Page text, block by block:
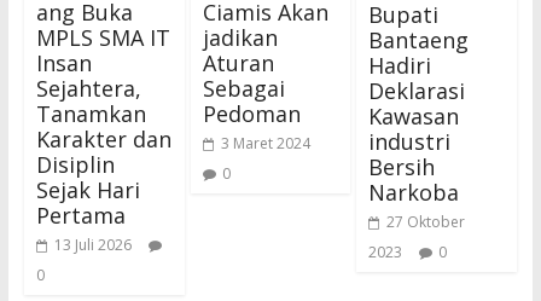
ang Buka
MPLS SMA IT
Insan
Sejahtera,
Tanamkan
Karakter dan
Disiplin
Sejak Hari
Pertama
13 Juli 2026
0
Ciamis Akan
jadikan
Aturan
Sebagai
Pedoman
3 Maret 2024
0
Bupati
Bantaeng
Hadiri
Deklarasi
Kawasan
industri
Bersih
Narkoba
27 Oktober
2023
0